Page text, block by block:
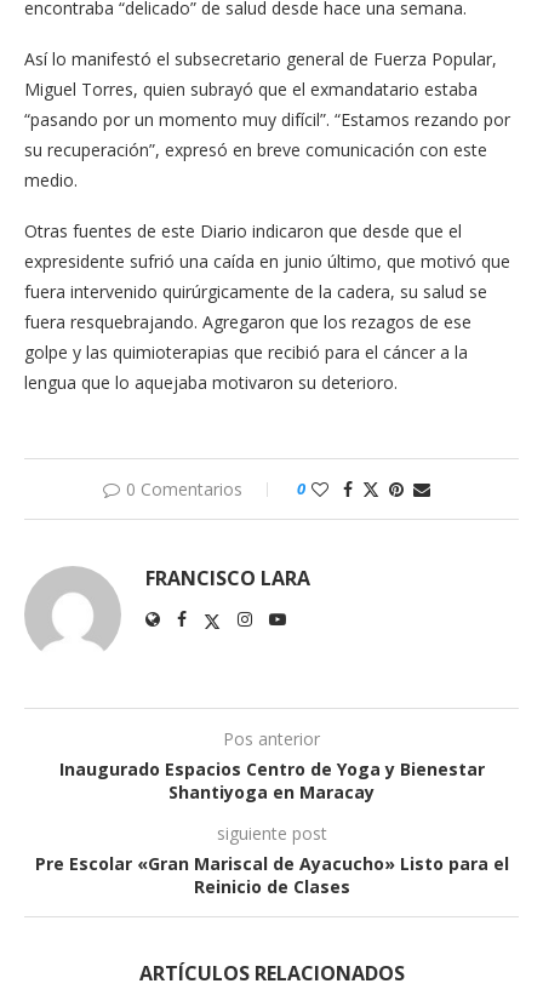
encontraba “delicado” de salud desde hace una semana.
Así lo manifestó el subsecretario general de Fuerza Popular,
Miguel Torres, quien subrayó que el exmandatario estaba
“pasando por un momento muy difícil”. “Estamos rezando por
su recuperación”, expresó en breve comunicación con este
medio.
Otras fuentes de este Diario indicaron que desde que el
expresidente sufrió una caída en junio último, que motivó que
fuera intervenido quirúrgicamente de la cadera, su salud se
fuera resquebrajando. Agregaron que los rezagos de ese
golpe y las quimioterapias que recibió para el cáncer a la
lengua que lo aquejaba motivaron su deterioro.
0 Comentarios 0
FRANCISCO LARA
Pos anterior
Inaugurado Espacios Centro de Yoga y Bienestar
Shantiyoga en Maracay
siguiente post
Pre Escolar «Gran Mariscal de Ayacucho» Listo para el
Reinicio de Clases
ARTÍCULOS RELACIONADOS